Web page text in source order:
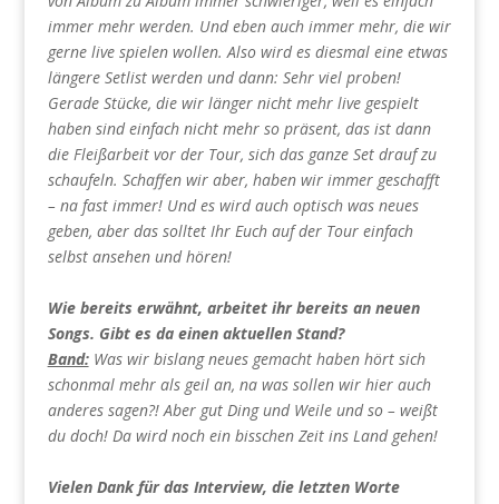
immer mehr werden. Und eben auch immer mehr, die wir
gerne live spielen wollen. Also wird es diesmal eine etwas
längere Setlist werden und dann: Sehr viel proben!
Gerade Stücke, die wir länger nicht mehr live gespielt
haben sind einfach nicht mehr so präsent, das ist dann
die Fleißarbeit vor der Tour, sich das ganze Set drauf zu
schaufeln. Schaffen wir aber, haben wir immer geschafft
– na fast immer! Und es wird auch optisch was neues
geben, aber das solltet Ihr Euch auf der Tour einfach
selbst ansehen und hören!
Wie bereits erwähnt, arbeitet ihr bereits an neuen
Songs. Gibt es da einen aktuellen Stand?
Band:Was wir bislang neues gemacht haben hört sich
schonmal mehr als geil an, na was sollen wir hier auch
anderes sagen?! Aber gut Ding und Weile und so – weißt
du doch! Da wird noch ein bisschen Zeit ins Land gehen!
Vielen Dank für das Interview, die letzten Worte